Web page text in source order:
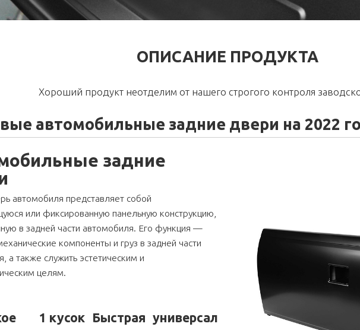
ОПИСАНИЕ ПРОДУКТА
Хороший продукт неотделим от нашего строгого контроля
автомобильные задние двери на 2022
задние
автомобиля представляет собой
или фиксированную панельную конструкцию,
в задней части автомобиля. Его функция —
компоненты и груз в задней части
а также служить эстетическим и
целям.
1 кусок Быстрая универсал